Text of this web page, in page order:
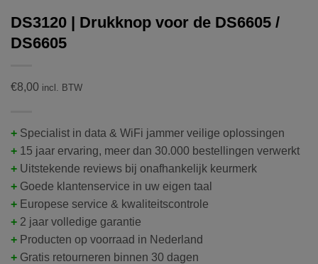
DS3120 | Drukknop voor de DS6605 /
DS6605
€8,00 incl. BTW
+ Specialist in data & WiFi jammer veilige oplossingen
+ 15 jaar ervaring, meer dan 30.000 bestellingen verwerkt
+ Uitstekende reviews bij onafhankelijk keurmerk
+ Goede klantenservice in uw eigen taal
+ Europese service & kwaliteitscontrole
+ 2 jaar volledige garantie
+ Producten op voorraad in Nederland
+ Gratis retourneren binnen 30 dagen